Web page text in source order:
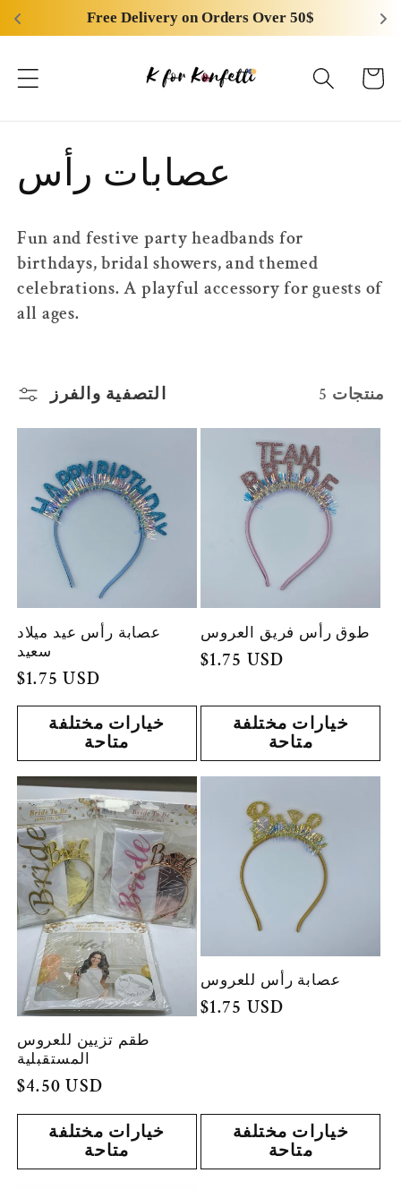
Free Delivery on Orders Over 50$
عربة
التسوق
م
ج
م
و
ة
عصابات رأس
Fun and festive party headbands for
birthdays, bridal showers, and themed
celebrations. A playful accessory for guests of
all ages.
التصفية والفرز 5 منتجات
عصابة رأس عيد ميلاد
سعيد
السعر
العادي
$1.75 USD
خيارات مختلفة
متاحة
طوق رأس فريق العروس
السعر
$1.75 USD
خيارات مختلفة
متاحة
طقم تزيين للعروس
المستقبلية
السعر
العادي
$4.50 USD
خيارات مختلفة
متاحة
عصابة رأس للعروس
السعر
$1.75 USD
خيارات مختلفة
متاحة